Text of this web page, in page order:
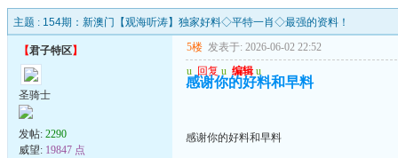
主题 : 154期：新澳门【观海听涛】独家好料◇平特一肖◇最强的资料！
【君子特区】
圣骑士
发帖: 2290
威望: 19847 点
5楼 发表于: 2026-06-02 22:52
u 回复 u 编辑 u
感谢你的好料和早料
感谢你的好料和早料